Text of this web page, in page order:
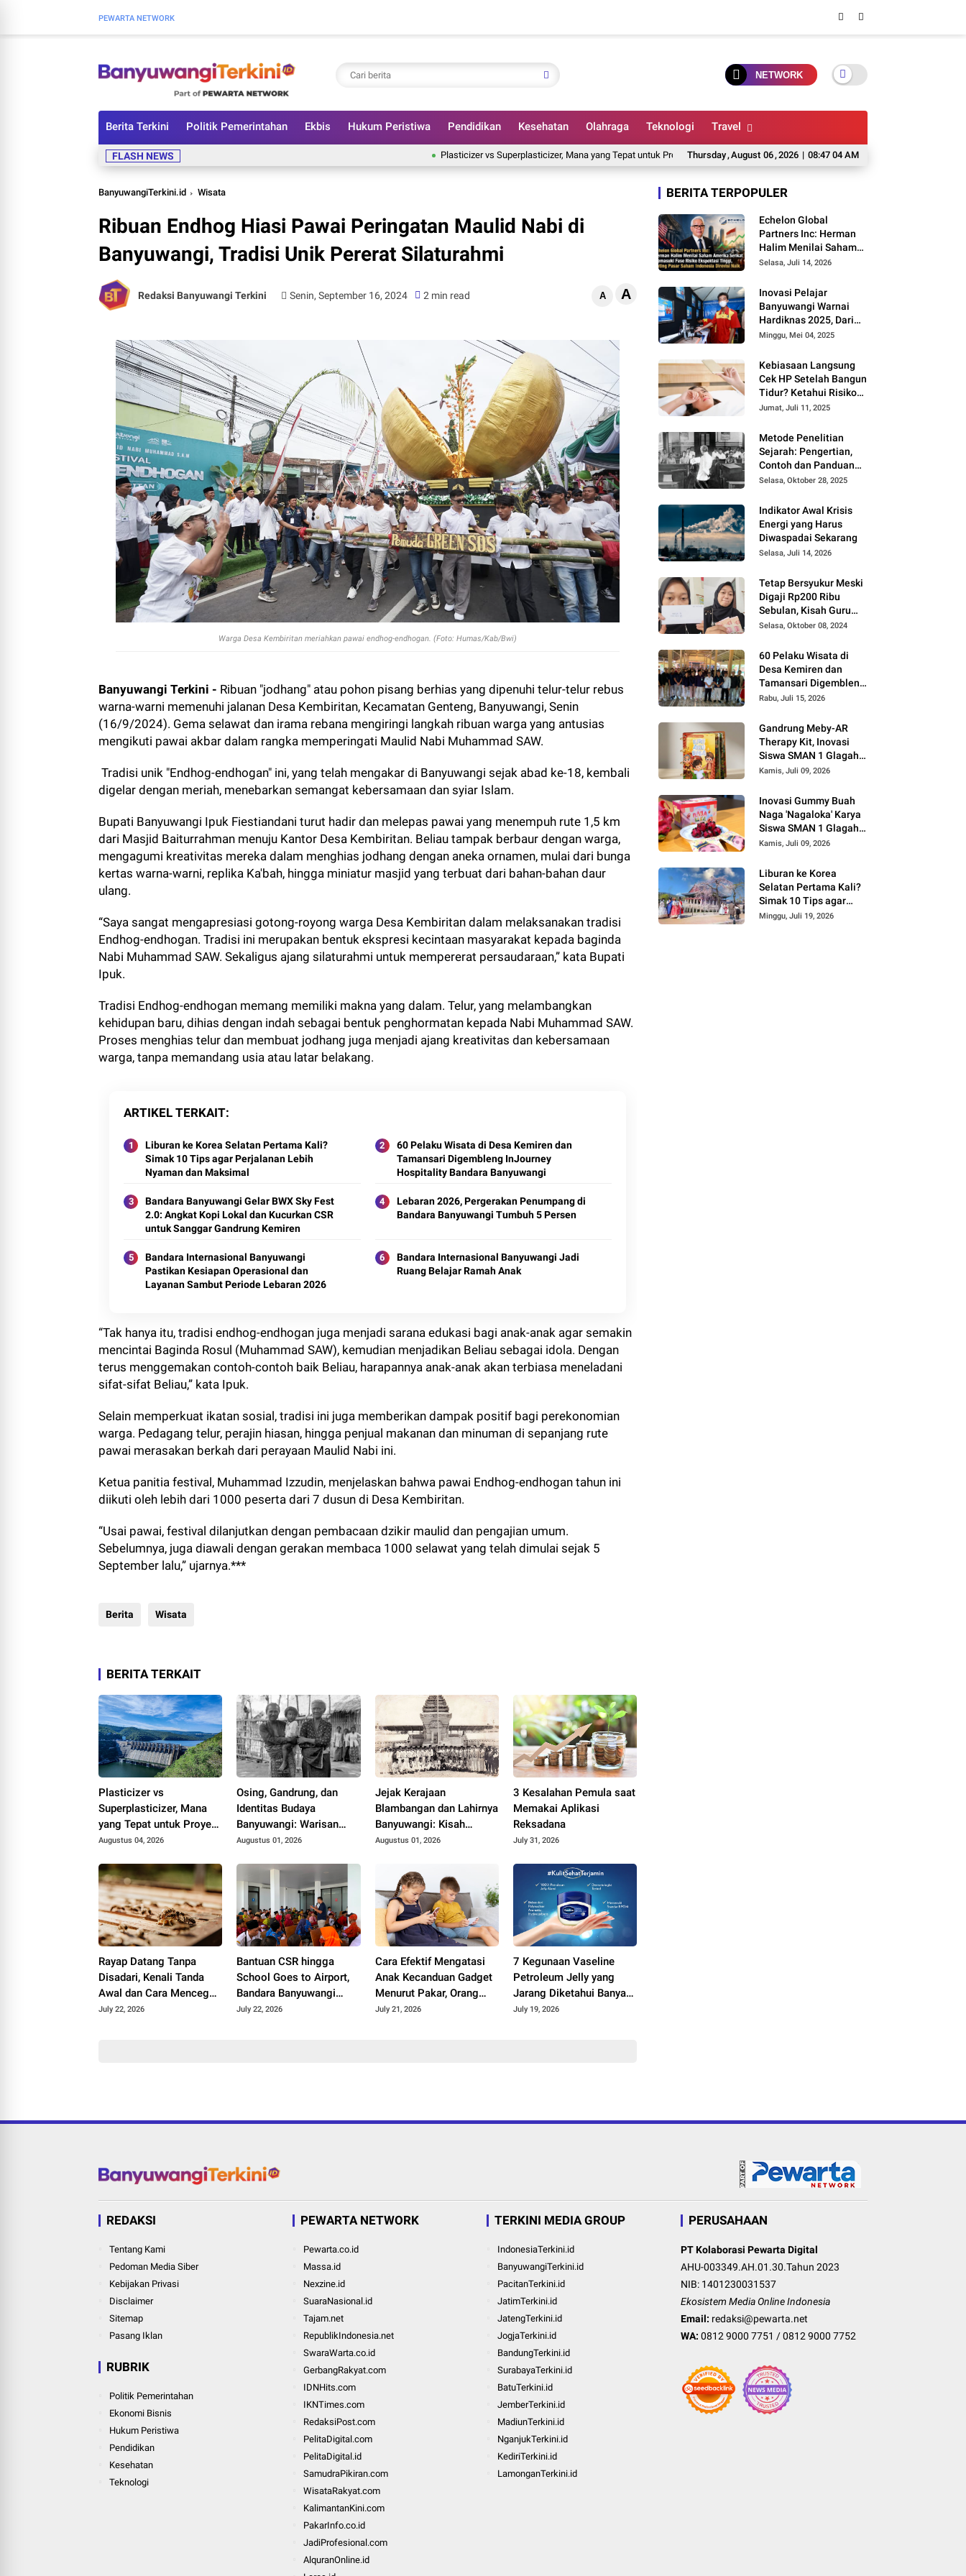
PEWARTA NETWORK
NETWORK
Berita Terkini Politik Pemerintahan Ekbis Hukum Peristiwa Pendidikan Kesehatan Olahraga Teknologi Travel
Thursday,August 06,2026 | 08:47 05 AM
FLASH NEWS Plasticizer vs Superplasticizer, Mana yang Tepat untuk Proyek Anda? Osing, Gandrung, dan Identitas Budaya Banyuwangi: Warisan
BanyuwangiTerkini.id Wisata
Ribuan Endhog Hiasi Pawai Peringatan Maulid Nabi di
Banyuwangi, Tradisi Unik Pererat Silaturahmi
Redaksi Banyuwangi Terkini Senin, September 16, 2024 2 min read A A
Warga Desa Kembiritan meriahkan pawai endhog-endhogan. (Foto: Humas/Kab/Bwi)
Banyuwangi Terkini - Ribuan "jodhang" atau pohon pisang berhias yang dipenuhi telur-telur rebus
warna-warni memenuhi jalanan Desa Kembiritan, Kecamatan Genteng, Banyuwangi, Senin
(16/9/2024). Gema selawat dan irama rebana mengiringi langkah ribuan warga yang antusias
mengikuti pawai akbar dalam rangka memperingati Maulid Nabi Muhammad SAW.
Tradisi unik "Endhog-endhogan" ini, yang telah mengakar di Banyuwangi sejak abad ke-18, kembali
digelar dengan meriah, menebarkan semangat kebersamaan dan syiar Islam.
Bupati Banyuwangi Ipuk Fiestiandani turut hadir dan melepas pawai yang menempuh rute 1,5 km
dari Masjid Baiturrahman menuju Kantor Desa Kembiritan. Beliau tampak berbaur dengan warga,
mengagumi kreativitas mereka dalam menghias jodhang dengan aneka ornamen, mulai dari bunga
kertas warna-warni, replika Ka'bah, hingga miniatur masjid yang terbuat dari bahan-bahan daur
ulang.
“Saya sangat mengapresiasi gotong-royong warga Desa Kembiritan dalam melaksanakan tradisi
Endhog-endhogan. Tradisi ini merupakan bentuk ekspresi kecintaan masyarakat kepada baginda
Nabi Muhammad SAW. Sekaligus ajang silaturahmi untuk mempererat persaudaraan,” kata Bupati
Ipuk.
Tradisi Endhog-endhogan memang memiliki makna yang dalam. Telur, yang melambangkan
kehidupan baru, dihias dengan indah sebagai bentuk penghormatan kepada Nabi Muhammad SAW.
Proses menghias telur dan membuat jodhang juga menjadi ajang kreativitas dan kebersamaan
warga, tanpa memandang usia atau latar belakang.
ARTIKEL TERKAIT
Liburan ke Korea Selatan Pertama Kali?
Simak 10 Tips agar Perjalanan Lebih
Nyaman dan Maksimal
60 Pelaku Wisata di Desa Kemiren dan
Tamansari Digembleng InJourney
Hospitality Bandara Banyuwangi
Bandara Banyuwangi Gelar BWX Sky Fest
2.0: Angkat Kopi Lokal dan Kucurkan CSR
untuk Sanggar Gandrung Kemiren
Lebaran 2026, Pergerakan Penumpang di
Bandara Banyuwangi Tumbuh 5 Persen
Bandara Internasional Banyuwangi
Pastikan Kesiapan Operasional dan
Layanan Sambut Periode Lebaran 2026
Bandara Internasional Banyuwangi Jadi
Ruang Belajar Ramah Anak
“Tak hanya itu, tradisi endhog-endhogan juga menjadi sarana edukasi bagi anak-anak agar semakin
mencintai Baginda Rosul (Muhammad SAW), kemudian menjadikan Beliau sebagai idola. Dengan
terus menggemakan contoh-contoh baik Beliau, harapannya anak-anak akan terbiasa meneladani
sifat-sifat Beliau,” kata Ipuk.
Selain memperkuat ikatan sosial, tradisi ini juga memberikan dampak positif bagi perekonomian
warga. Pedagang telur, perajin hiasan, hingga penjual makanan dan minuman di sepanjang rute
pawai merasakan berkah dari perayaan Maulid Nabi ini.
Ketua panitia festival, Muhammad Izzudin, menjelaskan bahwa pawai Endhog-endhogan tahun ini
diikuti oleh lebih dari 1000 peserta dari 7 dusun di Desa Kembiritan.
“Usai pawai, festival dilanjutkan dengan pembacaan dzikir maulid dan pengajian umum.
Sebelumnya, juga diawali dengan gerakan membaca 1000 selawat yang telah dimulai sejak 5
September lalu,” ujarnya.***
Berita Wisata
BERITA TERKAIT
Plasticizer vs
Superplasticizer, Mana
yang Tepat untuk Proyek
Anda?
Augustus 04, 2026
Osing, Gandrung, dan
Identitas Budaya
Banyuwangi: Warisan
Blambangan yang Tetap
Augustus 01, 2026
Jejak Kerajaan
Blambangan dan Lahirnya
Banyuwangi: Kisah
Kerajaan Hindu Terakhir
Augustus 01, 2026
3 Kesalahan Pemula saat
Memakai Aplikasi
Reksadana
July 31, 2026
Rayap Datang Tanpa
Disadari, Kenali Tanda
Awal dan Cara Mencegah
Kerusakan Sebelum
July 22, 2026
Bantuan CSR hingga
School Goes to Airport,
Bandara Banyuwangi
Hadirkan Keceriaan Hari
July 22, 2026
Cara Efektif Mengatasi
Anak Kecanduan Gadget
Menurut Pakar, Orang
Tua Wajib Terapkan 3
July 21, 2026
7 Kegunaan Vaseline
Petroleum Jelly yang
Jarang Diketahui Banyak
Orang
July 19, 2026
BERITA TERPOPULER
Echelon Global
Partners Inc: Herman
Halim Menilai Saham
Amerika Serikat
Ekspektasi Tinggi,
Rating Pasar Saham
Indonesia Direvisi Naik
Selasa, Juli 14, 2026
Inovasi Pelajar
Banyuwangi Warnai
Hardiknas 2025, Dari
Smart Home hingga
Minggu, Mei 04, 2025
Kebiasaan Langsung
Cek HP Setelah Bangun
Tidur? Ketahui Risiko
Kesehatannya Menurut
Jumat, Juli 11, 2025
Metode Penelitian
Sejarah: Pengertian,
Contoh dan Panduan
Lengkapnya
Selasa, Oktober 28, 2025
Indikator Awal Krisis
Energi yang Harus
Diwaspadai Sekarang
Selasa, Juli 14, 2026
Tetap Bersyukur Meski
Digaji Rp200 Ribu
Sebulan, Kisah Guru
Honorer di Banyuwangi
Selasa, Oktober 08, 2024
60 Pelaku Wisata di
Desa Kemiren dan
Tamansari Digembleng
InJourney Hospitality
Rabu, Juli 15, 2026
Gandrung Meby-AR
Therapy Kit, Inovasi
Siswa SMAN 1 Glagah
untuk Terapi Motorik
Budaya Banyuwangi
Kamis, Juli 09, 2026
Inovasi Gummy Buah
Naga 'Nagaloka' Karya
Siswa SMAN 1 Glagah,
Angkat Potensi Lokal
FIKSI 2026
Kamis, Juli 09, 2026
Liburan ke Korea
Selatan Pertama Kali?
Simak 10 Tips agar
Perjalanan Lebih
Minggu, Juli 19, 2026
REDAKSI
Tentang Kami
Pedoman Media Siber
Kebijakan Privasi
Disclaimer
Sitemap
Pasang Iklan
RUBRIK
Politik Pemerintahan
Ekonomi Bisnis
Hukum Peristiwa
Pendidikan
Kesehatan
Teknologi
PEWARTA NETWORK
Pewarta.co.id
Massa.id
Nexzine.id
SuaraNasional.id
Tajam.net
RepublikIndonesia.net
SwaraWarta.co.id
GerbangRakyat.com
IDNHits.com
IKNTimes.com
RedaksiPost.com
PelitaDigital.com
PelitaDigital.id
SamudraPikiran.com
WisataRakyat.com
KalimantanKini.com
PakarInfo.co.id
JadiProfesional.com
AlquranOnline.id
TERKINI MEDIA GROUP
IndonesiaTerkini.id
BanyuwangiTerkini.id
PacitanTerkini.id
JatimTerkini.id
JatengTerkini.id
JogjaTerkini.id
BandungTerkini.id
SurabayaTerkini.id
BatuTerkini.id
JemberTerkini.id
MadiunTerkini.id
NganjukTerkini.id
KediriTerkini.id
LamonganTerkini.id
PERUSAHAAN
PT Kolaborasi Pewarta Digital
AHU-003349.AH.01.30.Tahun 2023
NIB: 1401230031537
Ekosistem Media Online Indonesia
Email: redaksi@pewarta.net
WA: 0812 9000 7751 /0812 9000 7752